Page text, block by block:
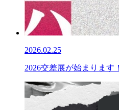
2026.02.25
2026交差展が始まります！